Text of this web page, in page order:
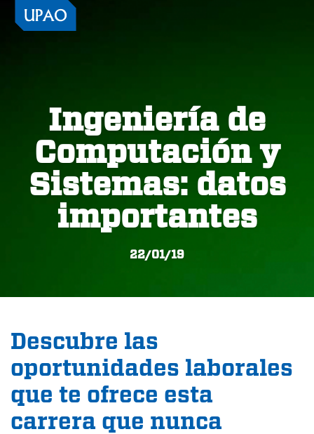
Ingeniería de
Computación y
Sistemas: datos
importantes
22/01/19
Descubre las
oportunidades laborales
que te ofrece esta
carrera que nunca